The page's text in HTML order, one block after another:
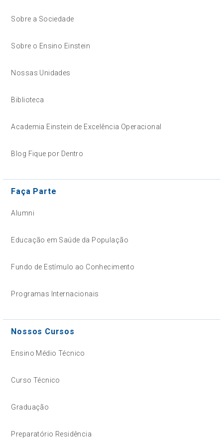
Sobre a Sociedade
Sobre o Ensino Einstein
Nossas Unidades
Biblioteca
Academia Einstein de Excelência Operacional
Blog Fique por Dentro
Faça Parte
Alumni
Educação em Saúde da População
Fundo de Estímulo ao Conhecimento
Programas Internacionais
Nossos Cursos
Ensino Médio Técnico
Curso Técnico
Graduação
Preparatório Residência